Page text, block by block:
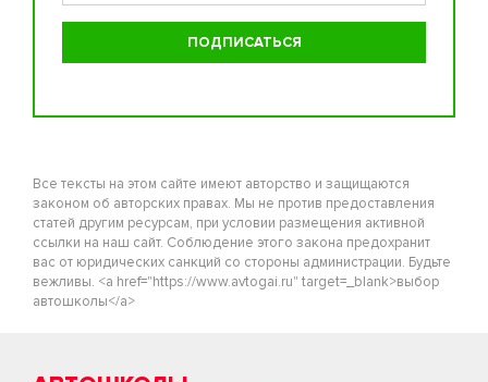
Все тексты на этом сайте имеют авторство и защищаются
законом об авторских правах. Мы не против предоставления
статей другим ресурсам, при условии размещения активной
ссылки на наш сайт. Соблюдение этого закона предохранит
вас от юридических санкций со стороны администрации. Будьте
вежливы. <a href="https://www.avtogai.ru" target=_blank>выбор
автошколы</a>